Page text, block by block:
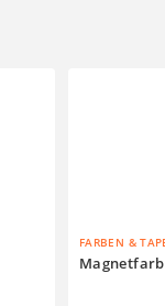
FARBEN &